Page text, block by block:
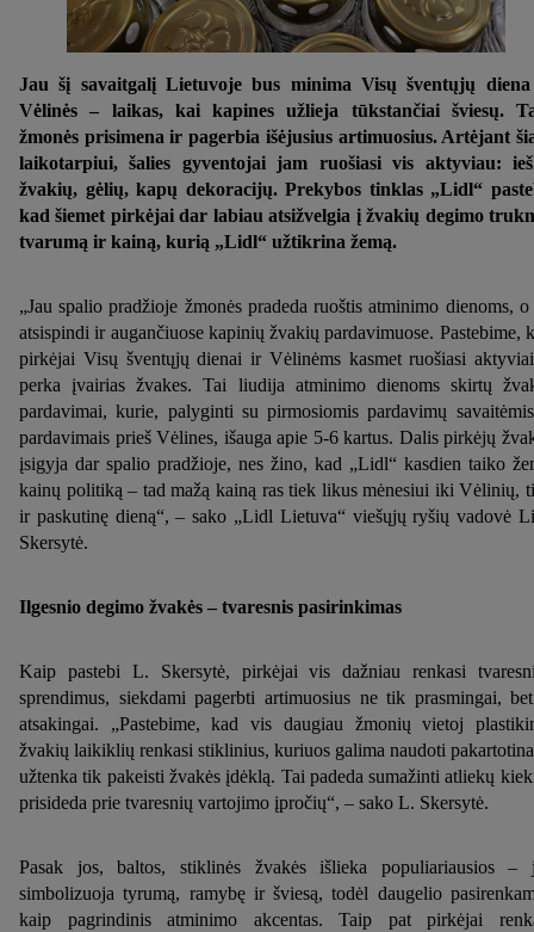
Jau šį savaitgalį Lietuvoje bus minima Visų šventųjų
Vėlinės – laikas, kai kapines užlieja tūkstančiai šviesų.
žmonės prisimena ir pagerbia išėjusius artimuosius. Artėjant
laikotarpiui, šalies gyventojai jam ruošiasi vis aktyviau:
žvakių, gėlių, kapų dekoracijų. Prekybos tinklas „Lidl“
kad šiemet pirkėjai dar labiau atsižvelgia į žvakių degimo
tvarumą ir kainą, kurią „Lidl“ užtikrina žemą.
„Jau spalio pradžioje žmonės pradeda ruoštis atminimo dienoms, o
atsispindi ir augančiuose kapinių žvakių pardavimuose. Pastebime,
pirkėjai Visų šventųjų dienai ir Vėlinėms kasmet ruošiasi
perka įvairias žvakes. Tai liudija atminimo dienoms skirtų
pardavimai, kurie, palyginti su pirmosiomis pardavimų
pardavimais prieš Vėlines, išauga apie 5-6 kartus. Dalis pirkėjų
įsigyja dar spalio pradžioje, nes žino, kad „Lidl“ kasdien taiko
kainų politiką – tad mažą kainą ras tiek likus mėnesiui iki Vėlinių,
ir paskutinę dieną“, – sako „Lidl Lietuva“ viešųjų ryšių vadovė
Skersytė.
Ilgesnio degimo žvakės – tvaresnis pasirinkimas
Kaip pastebi L. Skersytė, pirkėjai vis dažniau renkasi
sprendimus, siekdami pagerbti artimuosius ne tik prasmingai,
atsakingai. „Pastebime, kad vis daugiau žmonių vietoj
žvakių laikiklių renkasi stiklinius, kuriuos galima naudoti
užtenka tik pakeisti žvakės įdėklą. Tai padeda sumažinti atliekų
prisideda prie tvaresnių vartojimo įpročių“, – sako L. Skersytė.
Pasak jos, baltos, stiklinės žvakės išlieka populiariausios –
simbolizuoja tyrumą, ramybę ir šviesą, todėl daugelio
kaip pagrindinis atminimo akcentas. Taip pat pirkėjai